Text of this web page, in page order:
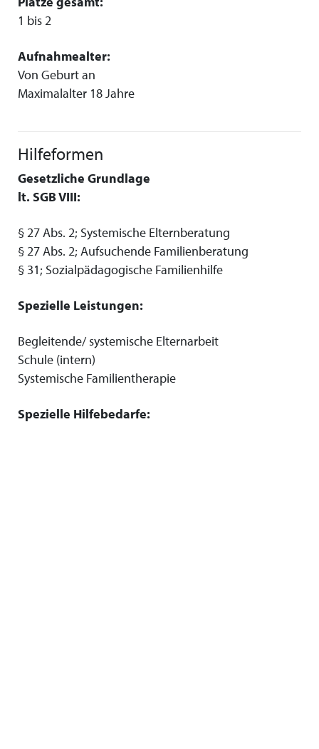
1 bis 2
Aufnahmealter:
Von Geburt an
Maximalalter 18 Jahre
Hilfeformen
Gesetzliche Grundlage
lt. SGB VIII:
§ 27 Abs. 2; Systemische Elternberatung
§ 27 Abs. 2; Aufsuchende Familienberatung
§ 31; Sozialpädagogische Familienhilfe
Spezielle Leistungen:
Begleitende/ systemische Elternarbeit
Schule (intern)
Systemische Familientherapie
Spezielle Hilfebedarfe: